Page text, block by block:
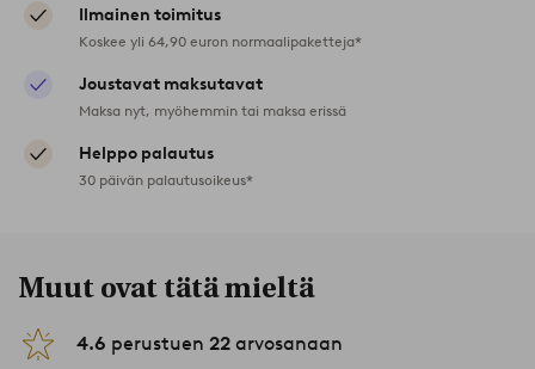
Ilmainen toimitus
Koskee yli 64,90 euron normaalipaketteja*
Joustavat maksutavat
Maksa nyt, myöhemmin tai maksa erissä
Helppo palautus
30 päivän palautusoikeus*
Muut ovat tätä mieltä
4.6 perustuen 22 arvosanaan